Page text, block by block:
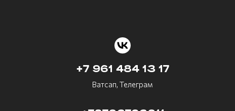
+7 961 484 13 17
Ватсап, Телеграм